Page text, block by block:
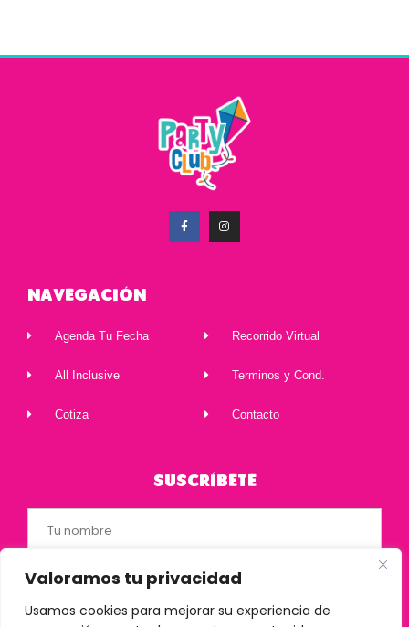
Valoramos tu privacidad
Usamos cookies para mejorar su experiencia de
Navegación
Agenda Tu Fecha
All Inclusive
Cotiza
Recorrido Virtual
Terminos y Cond.
Contacto
Suscríbete